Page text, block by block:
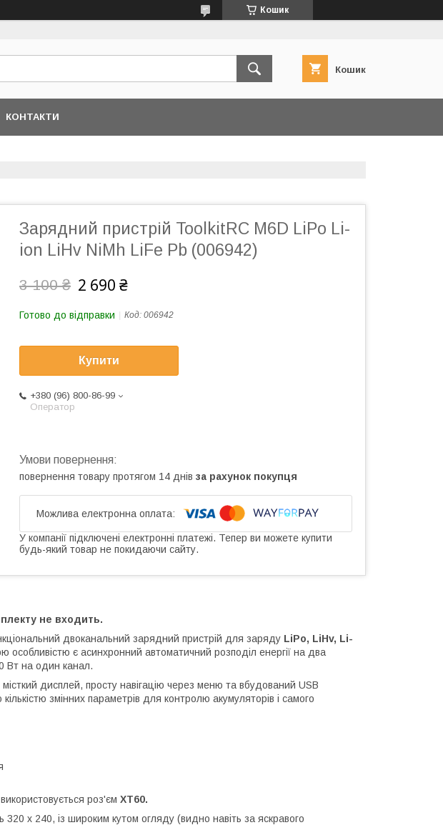
Кошик
Кошик
КОНТАКТИ
Зарядний пристрій ToolkitRC M6D LiPo Li-
ion LiHv NiMh LiFe Pb (006942)
3 100 ₴ 2 690 ₴
Готово до відправки Код: 006942
Купити
+380 (96) 800-86-99
Оператор
повернення товару протягом 14 днів за рахунок покупця
У компанії підключені електронні платежі. Тепер ви можете купити
будь-який товар не покидаючи сайту.
не входить.
двоканальний зарядний пристрій для заряду LiPo, LiHv, Li-
особливістю є асинхронний автоматичний розподіл енергії на два
Вт на один канал.
дисплей, просту навігацію через меню та вбудований USB
змінних параметрів для контролю акумуляторів і самого
роз'єм XT60.
320 x 240, із широким кутом огляду (видно навіть за яскравого